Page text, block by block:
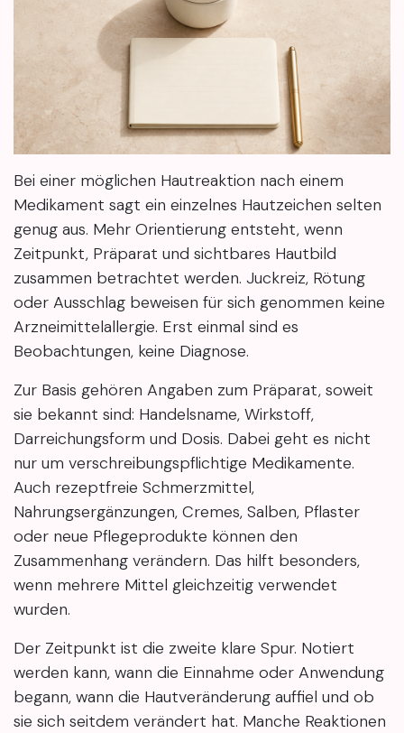
Bei einer möglichen Hautreaktion nach einem
Medikament sagt ein einzelnes Hautzeichen selten
genug aus. Mehr Orientierung entsteht, wenn
Zeitpunkt, Präparat und sichtbares Hautbild
zusammen betrachtet werden. Juckreiz, Rötung
oder Ausschlag beweisen für sich genommen keine
Arzneimittelallergie. Erst einmal sind es
Beobachtungen, keine Diagnose.
Zur Basis gehören Angaben zum Präparat, soweit
sie bekannt sind: Handelsname, Wirkstoff,
Darreichungsform und Dosis. Dabei geht es nicht
nur um verschreibungspflichtige Medikamente.
Auch rezeptfreie Schmerzmittel,
Nahrungsergänzungen, Cremes, Salben, Pflaster
oder neue Pflegeprodukte können den
Zusammenhang verändern. Das hilft besonders,
wenn mehrere Mittel gleichzeitig verwendet
wurden.
Der Zeitpunkt ist die zweite klare Spur. Notiert
werden kann, wann die Einnahme oder Anwendung
begann, wann die Hautveränderung auffiel und ob
sie sich seitdem verändert hat. Manche Reaktionen